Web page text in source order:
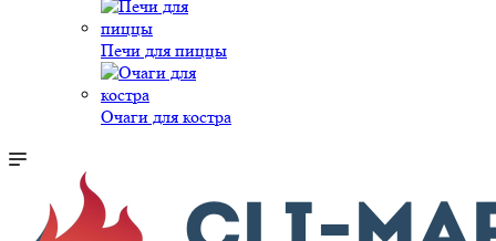
Печи для пиццы
Очаги для костра